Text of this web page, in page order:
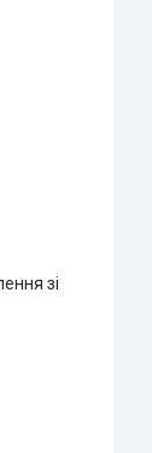
зі